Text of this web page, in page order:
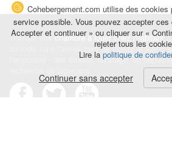
Trouvez unechambre à louer chez l'habitantà
au mois ou à l'année pour de courts et longs
temporaire : des études, un stage, un
Cohebergement.com utilise des cookies
service possible. Vous pouvez accepter
Accepter et continuer » ou cliquer sur «
rejeter tous les
Lire la politique de
Continuer sans accepter